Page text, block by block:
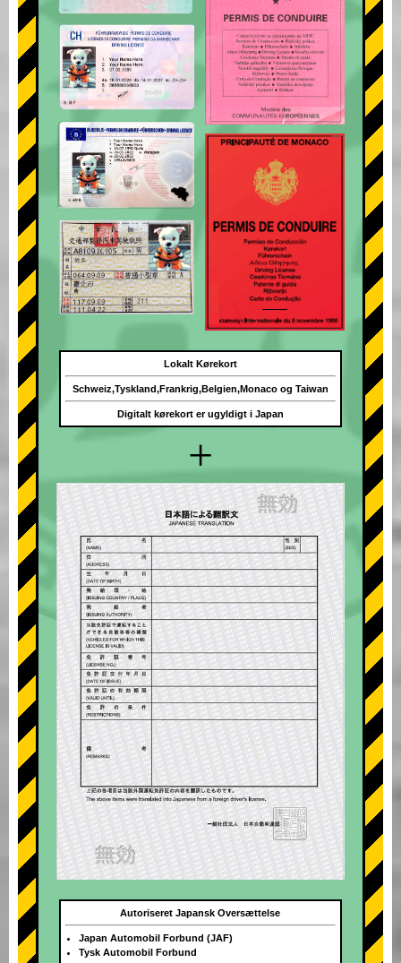
+
Lokalt Kørekort
Schweiz,Tyskland,Frankrig,Belgien,Monaco og Taiwan
Digitalt kørekort er ugyldigt i Japan
Autoriseret Japansk Oversættelse
Japan Automobil Forbund (JAF)
Tysk Automobil Forbund